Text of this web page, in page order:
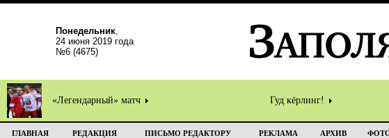
Понедельник,
24 июня 2019 года
№6 (4675)
«Легендарный» матч Гуд кёрлинг!
ГЛАВНАЯ РЕДАКЦИЯ ПИСЬМО РЕДАКТОРУ РЕКЛАМА АРХИВ